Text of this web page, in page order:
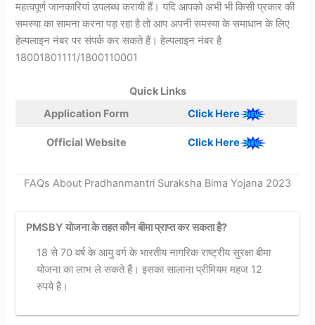
महत्वपूर्ण जानकारियां उपलब्ध करायी हैं। यदि आपको अभी भी किसी प्रकार की
समस्या का सामना करना पड़ रहा है तो आप अपनी समस्या के समाधान के लिए
हेल्पलाइन नंबर पर संपर्क कर सकते हैं। हेल्पलाइन नंबर है
18001801111/1800110001
Quick Links
Application Form
Click Here
Official Website Click Here
FAQs About Pradhanmantri Suraksha Bima Yojana 2023
PMSBY योजना के तहत कौन बीमा प्राप्त कर सकता है?
18 से 70 वर्ष के आयु वर्ग के भारतीय नागरिक राष्ट्रीय सुरक्षा बीमा
योजना का लाभ ले सकते हैं। इसका सालाना प्रीमियम महज 12
रुपये है।